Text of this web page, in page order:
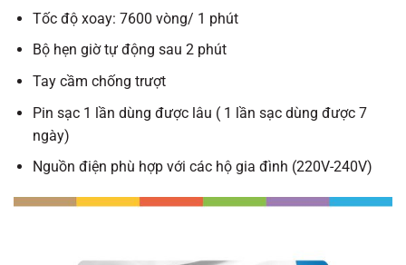
Tốc độ xoay: 7600 vòng/ 1 phút
Bộ hẹn giờ tự động sau 2 phút
Tay cầm chống trượt
Pin sạc 1 lần dùng được lâu ( 1 lần sạc dùng được 7
ngày)
Nguồn điện phù hợp với các hộ gia đình (220V-240V)